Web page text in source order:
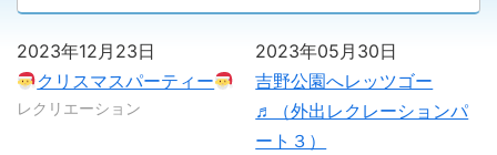
クリスマスパーティー
2023年12月23日
レクリエーション
吉野公園へレッツゴー
♬（外出レクレーションパ
ート３）
2023年05月30日